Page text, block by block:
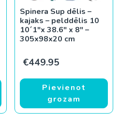
Spinera Sup dēlis –
kajaks – pelddēlis 10
10´1″x 38.6″ x 8″ –
305x98x20 cm
€449.95
Pievienot
grozam